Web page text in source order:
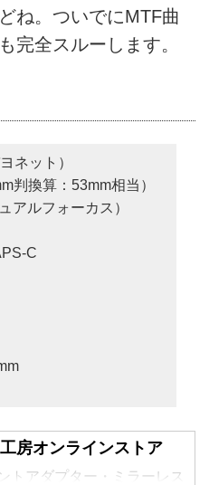
ね。ついでにMTF曲
完全スルーします。
ネット）
判換算：53mm相当）
アルフォーカス）
C
房オンラインストア
トアダプター・ミラーレス